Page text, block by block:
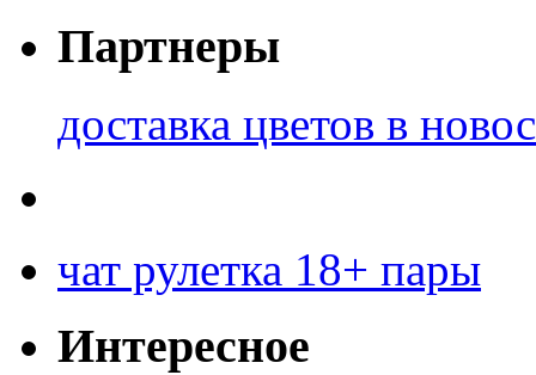
Партнеры
доставка цветов в
чат рулетка 18+ пары
Интересное